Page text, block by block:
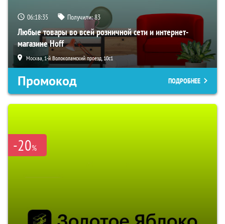
06:18:33 Получили:83
Любые товары во всей розничной сети и интернет-
магазине Hoff
Москва, 1-й Волоколамский проезд, 10с1
Промокод ПОДРОБНЕЕ
-20%